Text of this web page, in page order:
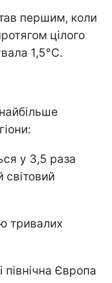
першим, коли
цілого
1,5°C.
у 3,5 раза
тривалих
північна Європа